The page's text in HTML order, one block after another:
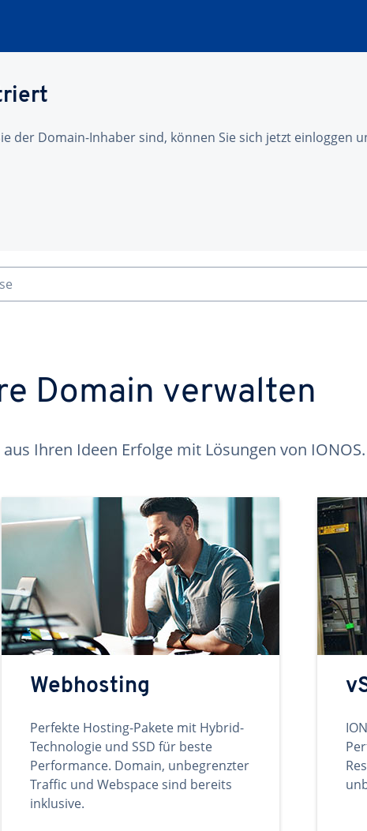
der Domain-Inhaber sind, können Sie sich jetzt einloggen
Domain verwalten
aus Ihren Ideen Erfolge mit Lösungen von IONOS.
Webhosting
Perfekte Hosting-Pakete mit Hybrid-
Technologie und SSD für beste
Performance. Domain, unbegrenzter
Traffic und Webspace sind bereits
inklusive.